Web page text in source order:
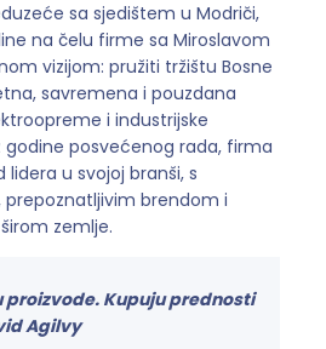
sa sjedištem u Modriči,
na čelu firme sa Miroslavom
vizijom: pružiti tržištu Bosne
savremena i pouzdana
i industrijske
posvećenog rada, firma
lidera u svojoj branši, s
brendom i
zemlje.
proizvode. Kupuju prednosti
Agilvy